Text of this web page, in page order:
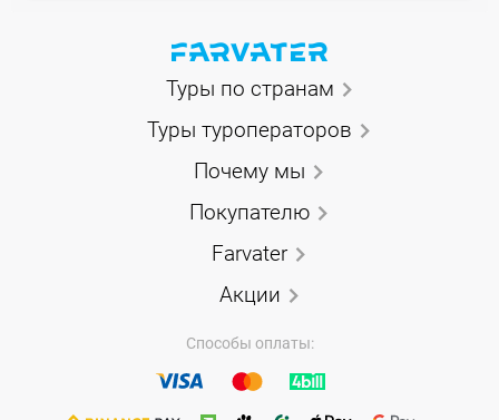
Туры по странам
Туры туроператоров
Почему мы
Покупателю
Farvater
Акции
Способы оплаты: